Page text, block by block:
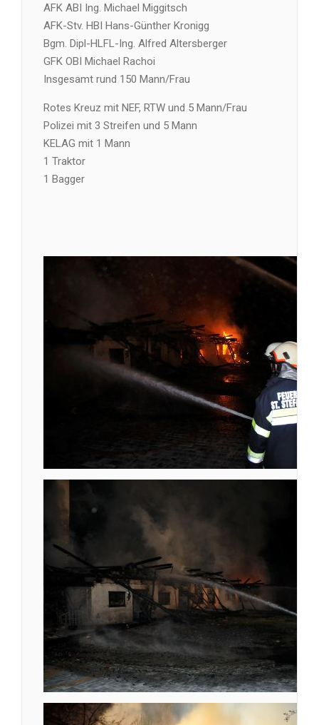
AFK ABI Ing. Michael Miggitsch
AFK-Stv. HBI Hans-Günther Kronigg
Bgm. Dipl-HLFL-Ing. Alfred Altersberger
GFK OBI Michael Rachoi
Insgesamt rund 150 Mann/Frau
Rotes Kreuz mit NEF, RTW und 5 Mann/Frau
Polizei mit 3 Streifen und 5 Mann
KELAG mit 1 Mann
1 Traktor
1 Bagger